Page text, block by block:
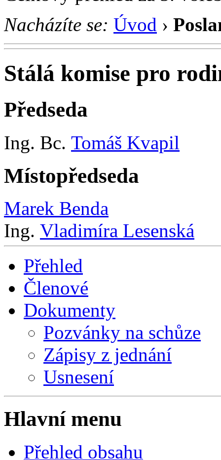
Nacházíte se: Úvod ›
Stálá komise pro
Předseda
Ing. Bc. Tomáš Kvapil
Místopředseda
Marek Benda
Ing. Vladimíra Lesenská
Přehled
Členové
Dokumenty
Pozvánky na schůze
Zápisy z jednání
Usnesení
Hlavní menu
Přehled obsahu